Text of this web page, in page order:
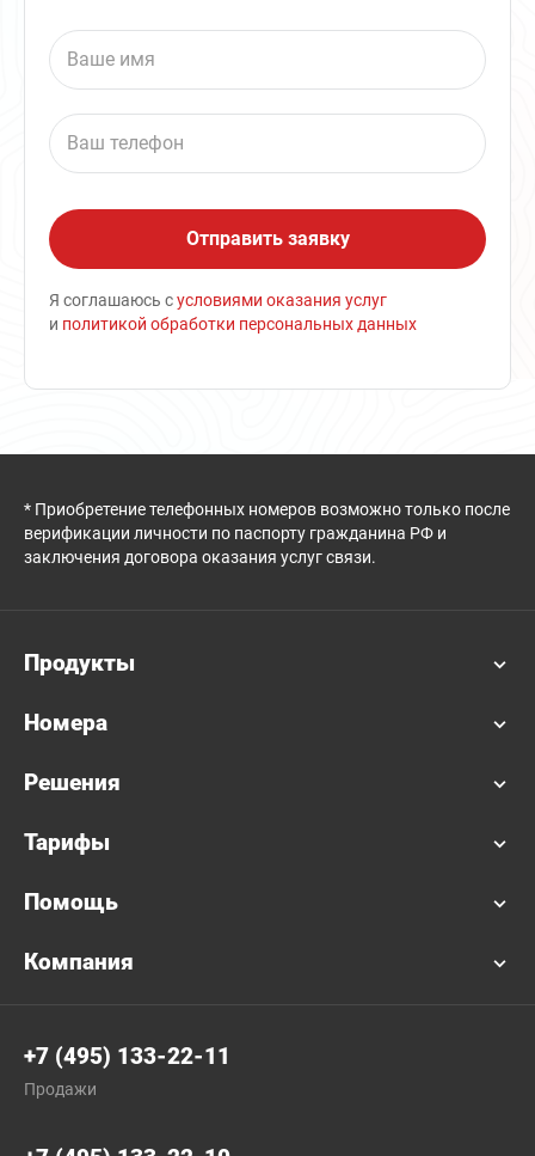
Я соглашаюсь сусловиями оказания услуг
и политикой обработки персональных данных
* Приобретение телефонных номеров возможно только после
верификации личности по паспорту гражданина РФ и
заключения договора оказания услуг связи.
Продукты
Номера
Решения
Тарифы
Помощь
Компания
+7 (495) 133-22-11
Продажи